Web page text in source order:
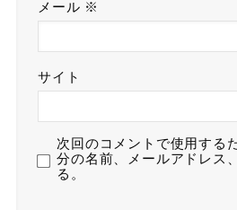
メール ※
サイト
次回のコメントで使用する
分の名前、メールアドレス
る。